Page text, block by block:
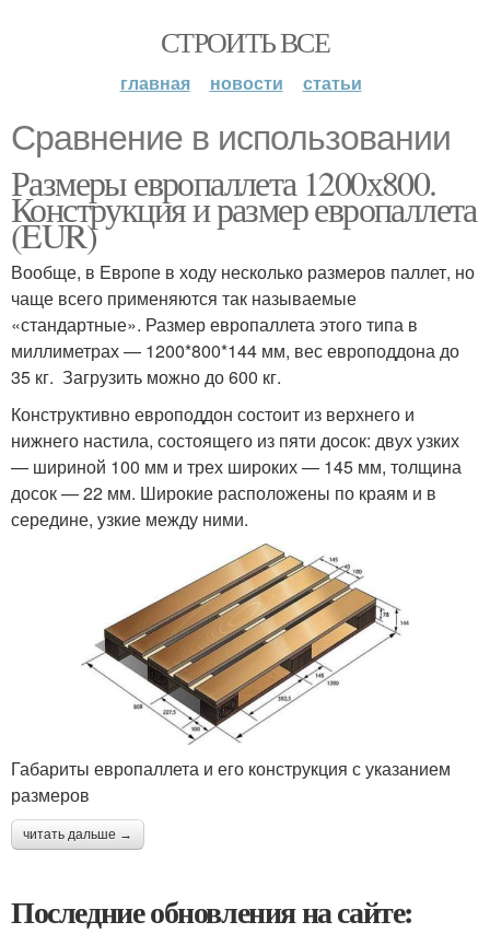
СТРОИТЬ ВСЕ
главная новости статьи
Сравнение в использовании
Размеры европаллета 1200х800.
Конструкция и размер европаллета
(EUR)
Вообще, в Европе в ходу несколько размеров паллет, но
чаще всего применяются так называемые
«стандартные». Размер европаллета этого типа в
миллиметрах — 1200*800*144 мм, вес европоддона до
35 кг. Загрузить можно до 600 кг.
Конструктивно европоддон состоит из верхнего и
нижнего настила, состоящего из пяти досок: двух узких
— шириной 100 мм и трех широких — 145 мм, толщина
досок — 22 мм. Широкие расположены по краям и в
середине, узкие между ними.
Габариты европаллета и его конструкция с указанием
размеров
читать дальше →
Последние обновления на сайте: